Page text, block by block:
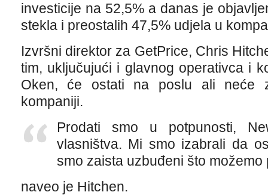
investicije na 52,5% a danas je
stekla i preostalih 47,5% udjela u
Izvršni direktor za GetPrice, Chris
tim, uključujući i glavnog operativca i
Oken, će ostati na poslu ali neće
kompaniji.
Prodati smo u potpunosti,
vlasništva. Mi smo izabrali da
smo zaista uzbuđeni što
naveo je Hitchen.